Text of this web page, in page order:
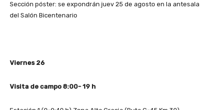
Sección póster: se expondrán juev 25 de agosto en la antesala
del Salón Bicentenario
Viernes 26
Visita de campo 8:00- 19 h